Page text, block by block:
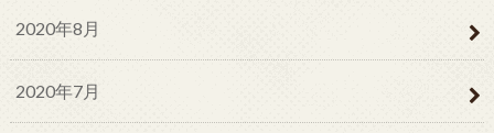
2020年8月
2020年7月